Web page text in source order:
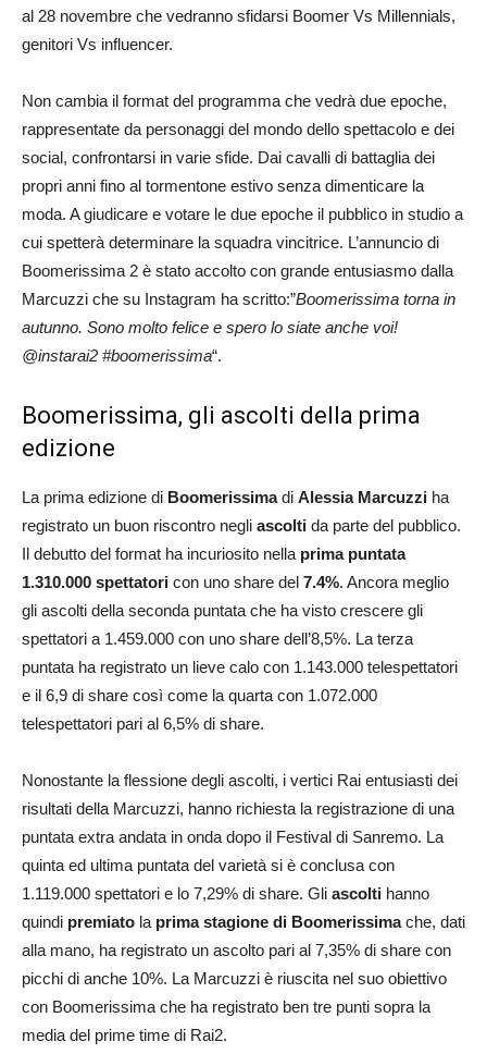
al 28 novembre che vedranno sfidarsi Boomer Vs Millennials,
genitori Vs influencer.
Non cambia il format del programma che vedrà due epoche,
rappresentate da personaggi del mondo dello spettacolo e dei
social, confrontarsi in varie sfide. Dai cavalli di battaglia dei
propri anni fino al tormentone estivo senza dimenticare la
moda. A giudicare e votare le due epoche il pubblico in studio a
cui spetterà determinare la squadra vincitrice. L’annuncio di
Boomerissima 2 è stato accolto con grande entusiasmo dalla
Marcuzzi che su Instagram ha scritto:”Boomerissima torna in
autunno. Sono molto felice e spero lo siate anche voi!
@instarai2 #boomerissima“.
Boomerissima, gli ascolti della prima
edizione
La prima edizione di Boomerissimadi Alessia Marcuzzi ha
registrato un buon riscontro negli ascolti da parte del pubblico.
Il debutto del format ha incuriosito nella prima puntata
1.310.000 spettatori con uno share del 7.4%. Ancora meglio
gli ascolti della seconda puntata che ha visto crescere gli
spettatori a 1.459.000 con uno share dell’8,5%. La terza
puntata ha registrato un lieve calo con 1.143.000 telespettatori
e il 6,9 di share così come la quarta con 1.072.000
telespettatori pari al 6,5% di share.
Nonostante la flessione degli ascolti, i vertici Rai entusiasti dei
risultati della Marcuzzi, hanno richiesta la registrazione di una
puntata extra andata in onda dopo il Festival di Sanremo. La
quinta ed ultima puntata del varietà si è conclusa con
1.119.000 spettatori e lo 7,29% di share. Gli ascolti hanno
quindi premiato la prima stagione di Boomerissimache, dati
alla mano, ha registrato un ascolto pari al 7,35% di share con
picchi di anche 10%. La Marcuzzi è riuscita nel suo obiettivo
con Boomerissima che ha registrato ben tre punti sopra la
media del prime time di Rai2.